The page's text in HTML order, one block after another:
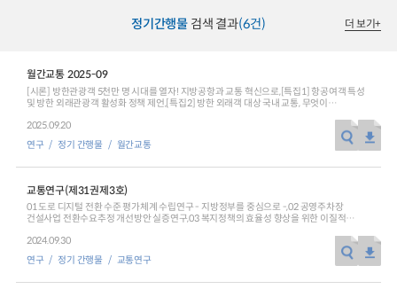
>span style=＂letter-spacing:-0.4pt＂>로 수요응답형 운송사업을 도입 허용 대상이
확대되었다/span>/span>span lang=＂EN-US＂ style=＂letter-spacing:-1.1pt＂
style=＂letter-spacing:-0.3pt＂>․/span>/span>span style=＂font-
family:KoPub바탕체 Light＂>span style=＂letter-spacing:-0.3pt＂>비효율 심화
노선 대체/span>/span>span lang=＂EN-US＂ style=＂font-family:KoPub바탕체
Light＂>span style=＂letter-spacing:-1.0pt＂>, /span>/span>span style=＂font-
family:KoPub바탕체 Light＂>span style=＂letter-spacing:-0.3pt＂>도시형
교통모델의 운영 합리화 방안/span>/span>span lang=＂EN-US＂ style=＂font-
family:KoPub바탕체 Light＂>span style=＂letter-spacing:-1.0pt＂>,
/span>/span>span style=＂font-family:KoPub바탕체 Light＂>span style=＂
letter-spacing:-0.3pt＂>시/span>/span>span style=＂font-family:KoPub바탕체
family:KoPub바탕체 Light＂>span style=＂letter-spacing:-0.3pt＂>공간적
교통서비스 격차 해소를 위한 대안으로 수요응답형 교통수단/span>/span>span lang=＂
EN-US＂ style=＂font-family:KoPub바탕체 Light＂>span style=＂letter-
spacing:-1.0pt＂>(/span>/span>span lang=＂EN-US＂ style=＂letter-
spacing:-1.2pt＂>Demand Response Transport, /span>span style=＂font-
family:KoPub바탕체 Light＂>span style=＂letter-spacing:-0.5pt＂>이하
/span>/span>span lang=＂EN-US＂ style=＂letter-spacing:-1.2pt＂
>DRT)/span>span style=＂font-family:KoPub바탕체 Light＂>span style=＂letter-
spacing:-0.3pt＂>을 도입을 검토하는 지자체가 늘어나고 있다/span>/span>span lang=
뒷받침할 수 있는 도로인프라 정비 및 활용방안을 제시하는 것이다/span>span lang=＂
EN-US＂ style=＂letter-spacing:-0.2pt＂>. /span>/span> div class=＂
정기간행물 검색 결과(6건) 더 보기+
월간교통 2025-09
[시론] 방한관광객 5천만 명 시대를 열자! 지방공항과 교통 혁신으로,[특집1] 항공여객 특성
및 방한 외래관광객 활성화 정책 제언,[특집2] 방한 외래객 대상 국내 교통, 무엇이
[특집4] 관광 DRT의 현황과 활성화를 위한 제언,[KOTI가 만난 사람] 김세원
한국문화관광연구원 원장,[교통 Job World] 수많은 사람의 일상과 발걸음을 책임지는
매력적인 직업 ‘철도기관사’,[사진으로 본 교통] 제31회 ITS 세계총회와 웨이모의 로보택시
관광교통의 새로운 동력,[숨은 교통 찾기] 베트남 북남고속철도 수주전략: 지정학적 분석,
[안테나1] 한국교통연구원, 세종시공공기관홍보협의회 영상제작 시사회 개최,[안테나2]
‘GTFS를 활용한 네트워크 분석 프로그램 사례’ 관련 전문가 세미나,[글로벌 교통 동향]
일본의 그린슬로우모빌리티(GSM)를 활용한 건강한 마을 만들기 사례,[교통 관련 보도자료
2025.09.20
연구
정기 간행물 월간교통
교통연구(제31권제3호)
01 도로 디지털 전환 수준 평가체계 수립연구 - 지방정부를 중심으로 -,02 공영주차장
건설사업 전환수요추정 개선방안 실증연구,03 복지정책의 효율성 향상을 위한 이질적
기계학습모형을 활용한 교통사고 예측 및 요인분석 연구,05 컨조인트 분석 기반 SP 조사를
통한 산악철도 관광 편익 원 단위 산정 - 남원시를 대상으로 -,06 철도 운영자 수입 경제성
분석 반영 및 적용효과 분석,07 장래 전기차 충전 인프라 보급 수준 평가 및 계획을 위한
2024.09.30
연구
정기 간행물 교통연구